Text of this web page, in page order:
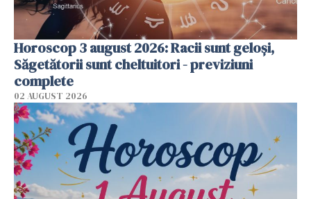
Horoscop 3 august 2026: Racii sunt geloși,
Săgetătorii sunt cheltuitori - previziuni
complete
02 AUGUST 2026